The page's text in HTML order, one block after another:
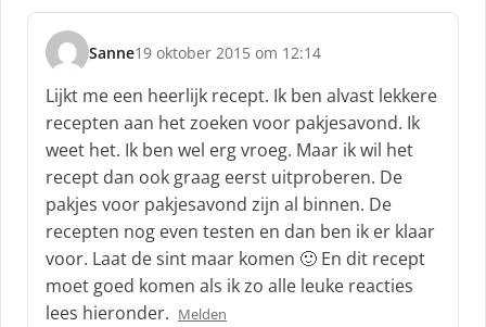
e
f
:
Sanne
s
c
h
r
e
e
f
19 oktober 2015 om 12:14
Lijkt me een heerlijk recept. Ik ben alvast lekkere
recepten aan het zoeken voor pakjesavond. Ik
weet het. Ik ben wel erg vroeg. Maar ik wil het
recept dan ook graag eerst uitproberen. De
pakjes voor pakjesavond zijn al binnen. De
recepten nog even testen en dan ben ik er klaar
voor. Laat de sint maar komen 🙂 En dit recept
moet goed komen als ik zo alle leuke reacties
lees hieronder. Melden